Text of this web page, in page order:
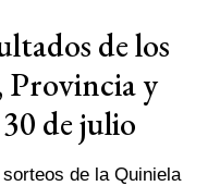
de los
Provincia y
30 de julio
de la Quiniela